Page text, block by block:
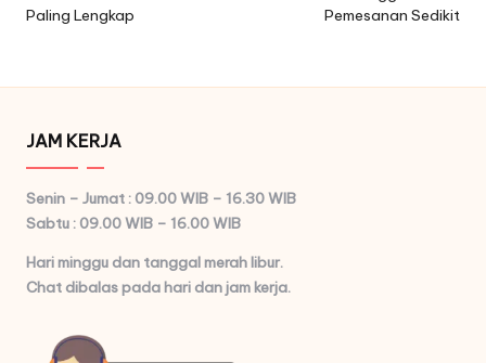
Paling Lengkap
Pemesanan Sedikit
JAM KERJA
Senin – Jumat : 09.00 WIB – 16.30 WIB
Sabtu : 09.00 WIB – 16.00 WIB
Hari minggu dan tanggal merah libur.
Chat dibalas pada hari dan jam kerja.